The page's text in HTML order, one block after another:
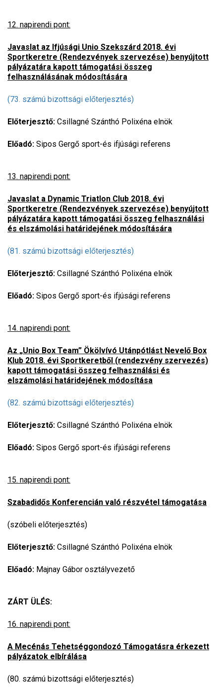
12. napirendi pont:
Javaslat az Ifjúsági Unio Szekszárd 2018. évi
Sportkeretre (Rendezvények szervezése) benyújtott
pályázatára kapott támogatási összeg
felhasználásának módosítására
(73. számú bizottsági előterjesztés)
Előterjesztő: Csillagné Szánthó Polixéna elnök
Előadó: Sipos Gergő sport-és ifjúsági referens
13. napirendi pont:
Javaslat a Dynamic Triatlon Club 2018. évi
Sportkeretre (Rendezvények szervezése) benyújtott
pályázatára kapott támogatási összeg felhasználási
és elszámolási határidejének módosítására
(81. számú bizottsági előterjesztés)
Előterjesztő: Csillagné Szánthó Polixéna elnök
Előadó: Sipos Gergő sport-és ifjúsági referens
14. napirendi pont:
Az „Unio Box Team” Ökölvívó Utánpótlást Nevelő Box
Klub 2018. évi Sportkeretből (rendezvény szervezés)
kapott támogatási összeg felhasználási és
elszámolási határidejének módosítása
(82. számú bizottsági előterjesztés)
Előterjesztő: Csillagné Szánthó Polixéna elnök
Előadó: Sipos Gergő sport-és ifjúsági referens
15. napirendi pont:
Szabadidős Konferencián való részvétel támogatása
(szóbeli előterjesztés)
Előterjesztő: Csillagné Szánthó Polixéna elnök
Előadó: Majnay Gábor osztályvezető
ZÁRT ÜLÉS:
16. napirendi pont:
A Mecénás Tehetséggondozó Támogatásra érkezett
pályázatok elbírálása
(80. számú bizottsági előterjesztés)